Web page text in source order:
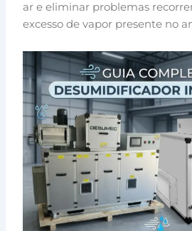
ar e eliminar problemas
excesso de vapor presente no